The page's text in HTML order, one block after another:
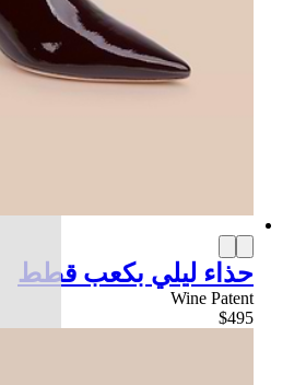
حذاء ليلي بكعب قطط
Wine Patent
$495